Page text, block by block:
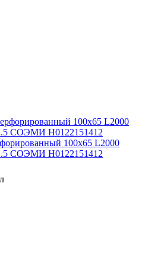
100х65 L2000
СОЭМИ Н0122151412